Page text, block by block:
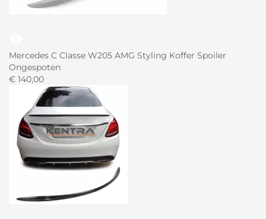
Mercedes C Classe W205 AMG Styling Koffer Spoiler
Ongespoten
€ 140,00